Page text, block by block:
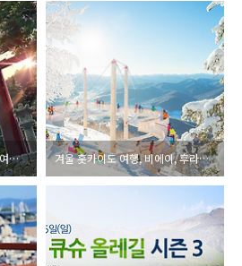
너의 이름은 배경지 성지 순례 여행, 나고야 히다후루카와 스와호수 다카야마 겨울 홋카이도 여행, 비에이, 후라노, 호시노리조트 토마무